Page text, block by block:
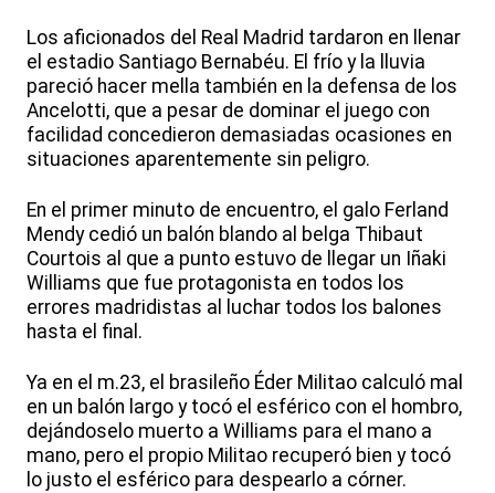
Los aficionados del Real Madrid tardaron en llenar
el estadio Santiago Bernabéu. El frío y la lluvia
pareció hacer mella también en la defensa de los
Ancelotti, que a pesar de dominar el juego con
facilidad concedieron demasiadas ocasiones en
situaciones aparentemente sin peligro.
En el primer minuto de encuentro, el galo Ferland
Mendy cedió un balón blando al belga Thibaut
Courtois al que a punto estuvo de llegar un Iñaki
Williams que fue protagonista en todos los
errores madridistas al luchar todos los balones
hasta el final.
Ya en el m.23, el brasileño Éder Militao calculó mal
en un balón largo y tocó el esférico con el hombro,
dejándoselo muerto a Williams para el mano a
mano, pero el propio Militao recuperó bien y tocó
lo justo el esférico para despearlo a córner.